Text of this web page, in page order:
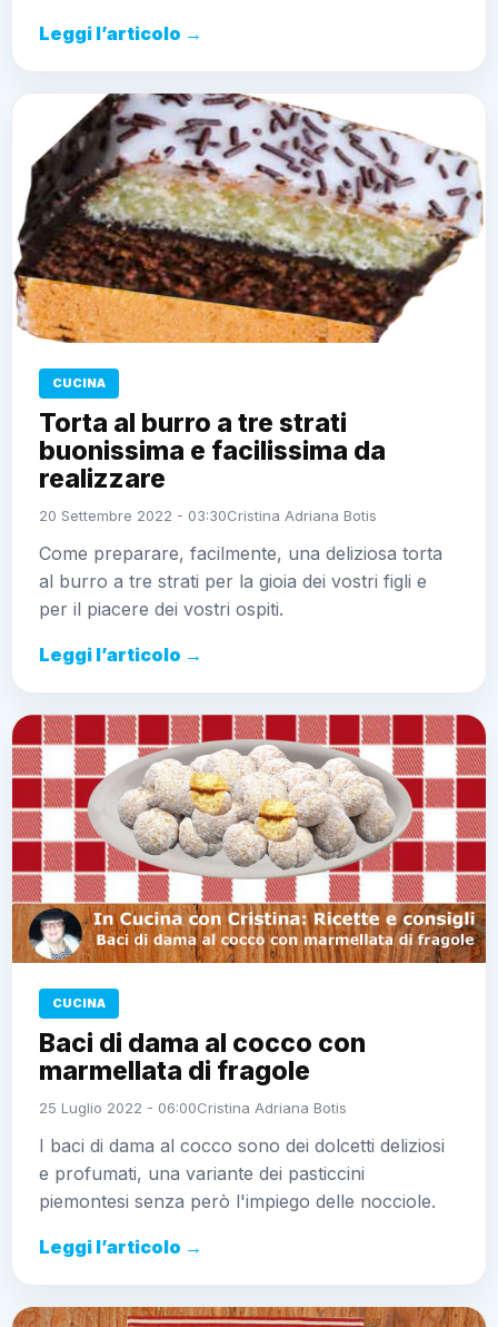
Leggi l’articolo →
CUCINA
Torta al burro a tre strati
buonissima e facilissima da
realizzare
20 Settembre 2022 - 03:30Cristina Adriana Botis
Come preparare, facilmente, una deliziosa torta
al burro a tre strati per la gioia dei vostri figli e
per il piacere dei vostri ospiti.
Leggi l’articolo →
CUCINA
Baci di dama al cocco con
marmellata di fragole
25 Luglio 2022 - 06:00Cristina Adriana Botis
I baci di dama al cocco sono dei dolcetti deliziosi
e profumati, una variante dei pasticcini
piemontesi senza però l'impiego delle nocciole.
Leggi l’articolo →